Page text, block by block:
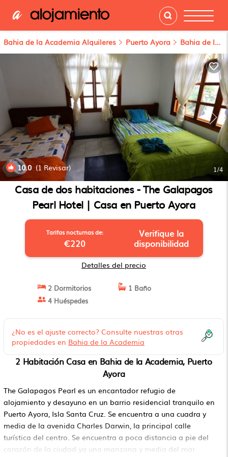
Bahia de la Academia Alquileres Puerto Ayora Bahia de la Academia
10.0(1 Revisar) 1/4
Casa de dos habitaciones - The Galapagos
Pearl Hotel | Casa en Puerto Ayora
Tarifas nocturnas de:
€220
Verifique la
disponibilidad
Detalles del precio
2 Dormitorios
1 Baño
4 Huéspedes
¿No es el ajuste correcto? Consulte nuestras otras
propiedades en Bahia de la Academia
2 Habitación Casa en Bahia de la Academia, Puerto
Ayora
The Galapagos Pearl es un encantador refugio de
alojamiento y desayuno en un barrio residencial tranquilo en
Puerto Ayora, Isla Santa Cruz. Se encuentra a una cuadra y
media de la avenida Charles Darwin, la principal calle
turística del centro. Se encuentra a poca distancia a pie del
corazón de la ciudad ya una manzana y media del mar.